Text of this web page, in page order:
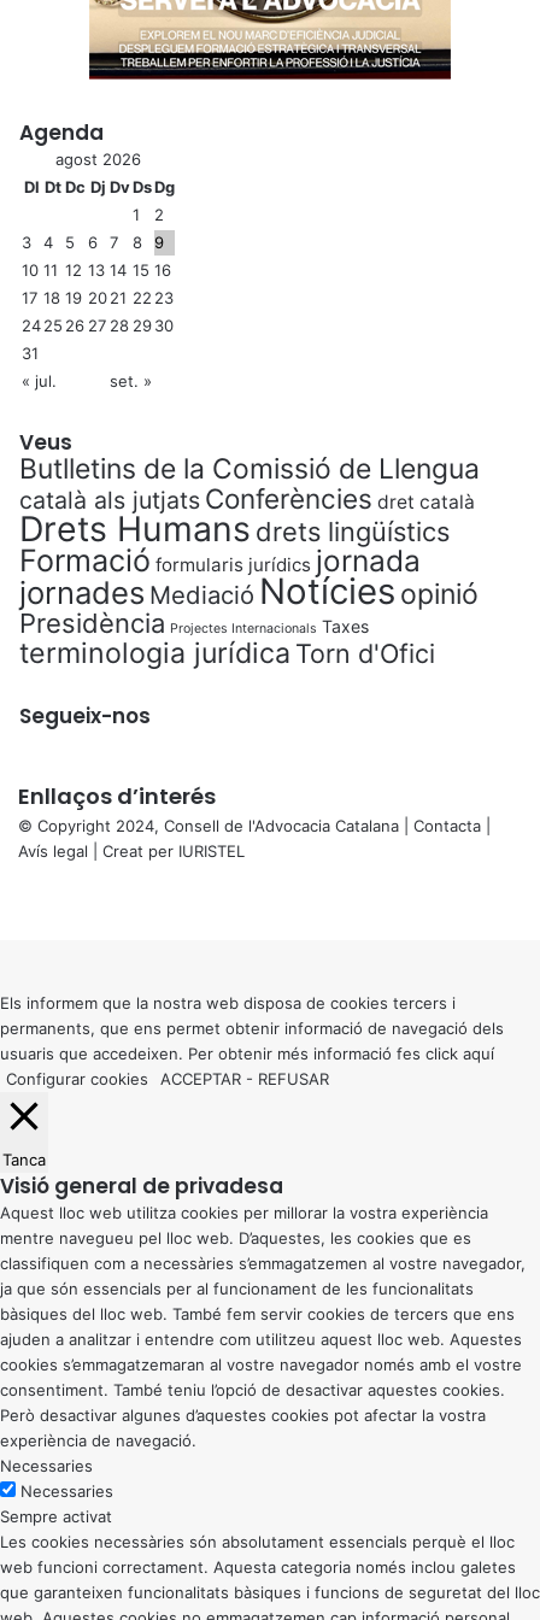
Agenda
agost 2026
Dl DtDc Dj DvDsDg
1
2
3
4 5 6 7 8
9
10 11 12 13 14 15 16
17 18 19 2021 22 23
2425 26 27 28 2930
31
« jul.
set. »
Veus
Butlletins de la Comissió de Llengua
català als jutjats Conferències dret català
Drets Humans drets lingüístics
Formació formularis jurídics jornada
jornades Mediació Notícies opinió
Presidència Projectes Internacionals Taxes
terminologia jurídica Torn d'Ofici
Segueix-nos
Enllaços d’interés
© Copyright 2024, Consell de l'Advocacia Catalana | Contacta
Avís legal | Creat per IURISTEL
button
Els informem que la nostra web disposa de cookies tercers i
permanents, que ens permet obtenir informació de navegació dels
usuaris que accedeixen. Per obtenir més informació fes click aquí
Configurar cookies
ACCEPTAR - REFUSAR
Tanca
Visió general de privadesa
Aquest lloc web utilitza cookies per millorar la vostra experiència
mentre navegueu pel lloc web. D’aquestes, les cookies que es
classifiquen com a necessàries s’emmagatzemen al vostre navegador,
ja que són essencials per al funcionament de les funcionalitats
bàsiques del lloc web. També fem servir cookies de tercers que ens
ajuden a analitzar i entendre com utilitzeu aquest lloc web. Aquestes
cookies s’emmagatzemaran al vostre navegador només amb el vostre
consentiment. També teniu l’opció de desactivar aquestes cookies.
Però desactivar algunes d’aquestes cookies pot afectar la vostra
experiència de navegació.
Necessaries
Necessaries
Sempre activat
Les cookies necessàries són absolutament essencials perquè el lloc
web funcioni correctament. Aquesta categoria només inclou galetes
que garanteixen funcionalitats bàsiques i funcions de seguretat del lloc